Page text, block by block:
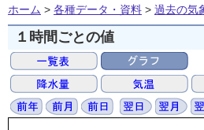
ホーム > 各種データ・資料 > 過去の気
１時間ごとの値